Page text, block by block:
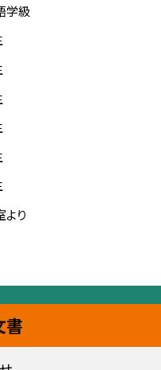
学級
より
書